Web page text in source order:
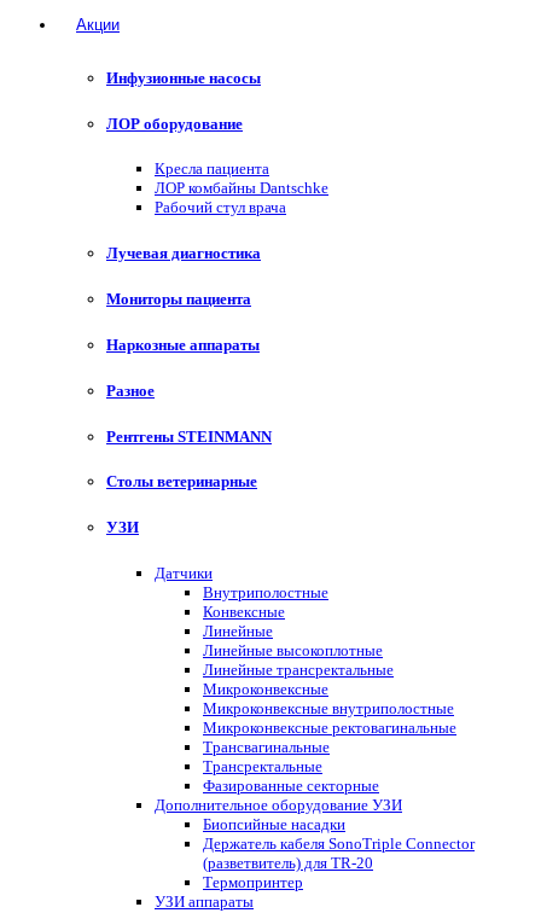
Акции
Инфузионные насосы
ЛОР оборудование
Кресла пациента
ЛОР комбайны Dantschke
Рабочий стул врача
Лучевая диагностика
Мониторы пациента
Наркозные аппараты
Разное
Рентгены STEINMANN
Столы ветеринарные
УЗИ
Датчики
Внутриполостные
Конвексные
Линейные
Линейные высокоплотные
Линейные трансректальные
Микроконвексные
Микроконвексные внутриполостные
Микроконвексные ректовагинальные
Трансвагинальные
Трансректальные
Фазированные секторные
Дополнительное оборудование УЗИ
Биопсийные насадки
Держатель кабеля SonoTriple Connector
(разветвитель) для TR-20
Термопринтер
УЗИ аппараты